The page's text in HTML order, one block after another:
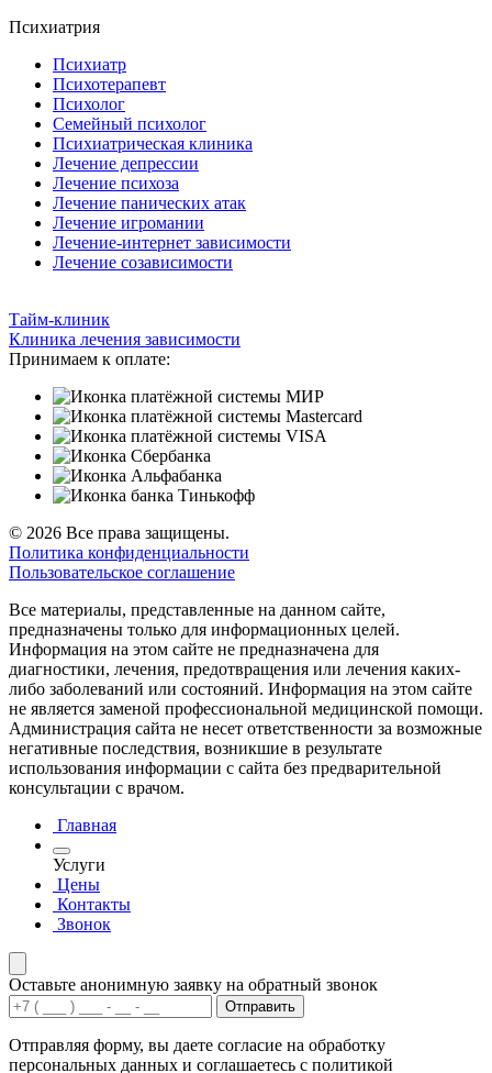
Психиатрия
Психиатр
Психотерапевт
Психолог
Семейный психолог
Психиатрическая клиника
Лечение депрессии
Лечение психоза
Лечение панических атак
Лечение игромании
Лечение-интернет зависимости
Лечение созависимости
Тайм-клиник
Клиника лечения зависимости
Принимаем к оплате:
© 2026 Все права защищены.
Политика конфиденциальности
Пользовательское соглашение
Все материалы, представленные на данном сайте,
предназначены только для информационных целей.
Информация на этом сайте не предназначена для
диагностики, лечения, предотвращения или лечения каких-
либо заболеваний или состояний. Информация на этом сайте
не является заменой профессиональной медицинской помощи.
Администрация сайта не несет ответственности за возможные
негативные последствия, возникшие в результате
использования информации с сайта без предварительной
консультации с врачом.
Главная
Услуги
Цены
Контакты
Звонок
Оставьте анонимную заявку на обратный звонок
Отправить
Отправляя форму, вы даете согласие на обработку
персональных данных и соглашаетесь с политикой